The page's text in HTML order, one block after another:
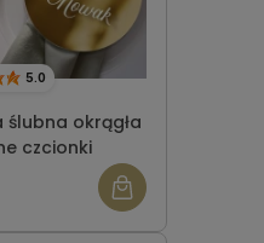
ślubna okrągła
czcionki
5.0